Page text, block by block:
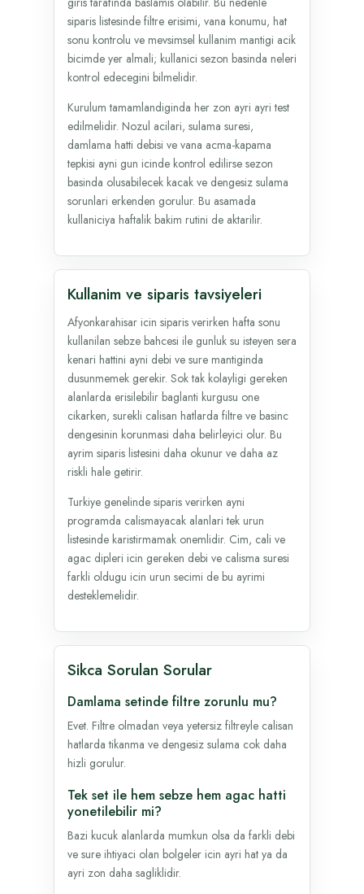
siparis listesinde filtre erisimi, vana konumu, hat
sonu kontrolu ve mevsimsel kullanim mantigi acik
bicimde yer almali; kullanici sezon basinda neleri
kontrol edecegini bilmelidir.
Kurulum tamamlandiginda her zon ayri ayri test
edilmelidir. Nozul acilari, sulama suresi,
damlama hatti debisi ve vana acma-kapama
tepkisi ayni gun icinde kontrol edilirse sezon
basinda olusabilecek kacak ve dengesiz sulama
sorunlari erkenden gorulur. Bu asamada
kullaniciya haftalik bakim rutini de aktarilir.
Kullanim ve siparis tavsiyeleri
Afyonkarahisar icin siparis verirken hafta sonu
kullanilan sebze bahcesi ile gunluk su isteyen sera
kenari hattini ayni debi ve sure mantiginda
dusunmemek gerekir. Sok tak kolayligi gereken
alanlarda erisilebilir baglanti kurgusu one
cikarken, surekli calisan hatlarda filtre ve basinc
dengesinin korunmasi daha belirleyici olur. Bu
ayrim siparis listesini daha okunur ve daha az
riskli hale getirir.
Turkiye genelinde siparis verirken ayni
programda calismayacak alanlari tek urun
listesinde karistirmamak onemlidir. Cim, cali ve
agac dipleri icin gereken debi ve calisma suresi
farkli oldugu icin urun secimi de bu ayrimi
desteklemelidir.
Sikca Sorulan Sorular
Damlama setinde filtre zorunlu mu?
Evet. Filtre olmadan veya yetersiz filtreyle calisan
hatlarda tikanma ve dengesiz sulama cok daha
hizli gorulur.
Tek set ile hem sebze hem agac hatti
yonetilebilir mi?
Bazi kucuk alanlarda mumkun olsa da farkli debi
ve sure ihtiyaci olan bolgeler icin ayri hat ya da
ayri zon daha sagliklidir.